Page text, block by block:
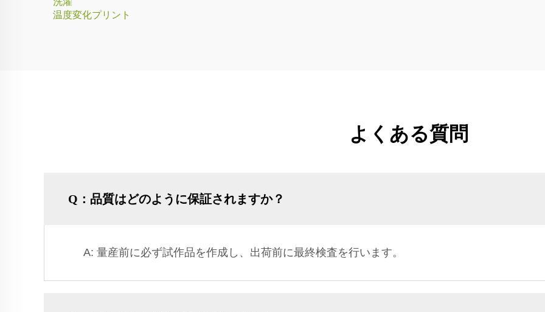
温度変化プリント
よくある質問
Q：品質はどのように保証されますか？
A: 量産前に必ず試作品を作成し、出荷前に最終検査を行います。